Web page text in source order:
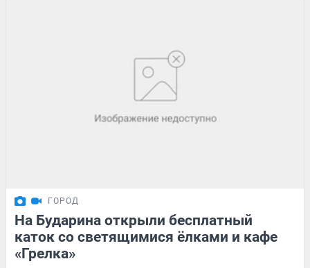
ГОРОД
На Бударина открыли бесплатный
каток со светящимися ёлками и кафе
«Грелка»